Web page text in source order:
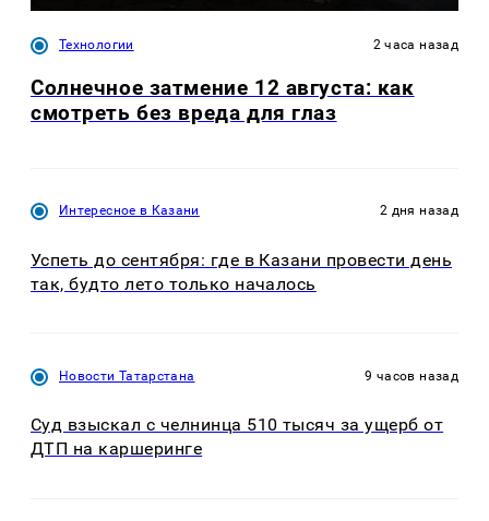
Технологии 2 часа назад
Солнечное затмение 12 августа: как
смотреть без вреда для глаз
Интересное в Казани 2 дня назад
Успеть до сентября: где в Казани провести день
так, будто лето только началось
Новости Татарстана 9 часов назад
Суд взыскал с челнинца 510 тысяч за ущерб от
ДТП на каршеринге